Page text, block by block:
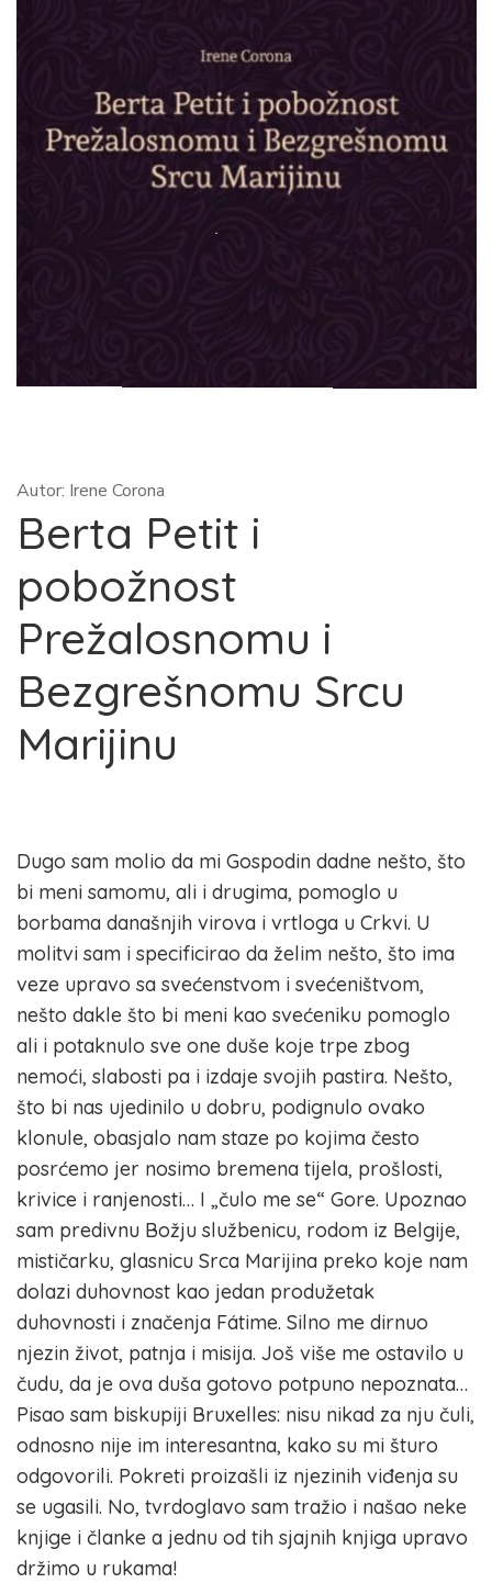
Autor: Irene Corona
Berta Petit i
pobožnost
Prežalosnomu i
Bezgrešnomu Srcu
Marijinu
Dugo sam molio da mi Gospodin dadne nešto, što
bi meni samomu, ali i drugima, pomoglo u
borbama današnjih virova i vrtloga u Crkvi. U
molitvi sam i specificirao da želim nešto, što ima
veze upravo sa svećenstvom i svećeništvom,
nešto dakle što bi meni kao svećeniku pomoglo
ali i potaknulo sve one duše koje trpe zbog
nemoći, slabosti pa i izdaje svojih pastira. Nešto,
što bi nas ujedinilo u dobru, podignulo ovako
klonule, obasjalo nam staze po kojima često
posrćemo jer nosimo bremena tijela, prošlosti,
krivice i ranjenosti… I „čulo me se“ Gore. Upoznao
sam predivnu Božju službenicu, rodom iz Belgije,
mističarku, glasnicu Srca Marijina preko koje nam
dolazi duhovnost kao jedan produžetak
duhovnosti i značenja Fátime. Silno me dirnuo
njezin život, patnja i misija. Još više me ostavilo u
čudu, da je ova duša gotovo potpuno nepoznata…
Pisao sam biskupiji Bruxelles: nisu nikad za nju čuli,
odnosno nije im interesantna, kako su mi šturo
odgovorili. Pokreti proizašli iz njezinih viđenja su
se ugasili. No, tvrdoglavo sam tražio i našao neke
knjige i članke a jednu od tih sjajnih knjiga upravo
držimo u rukama!